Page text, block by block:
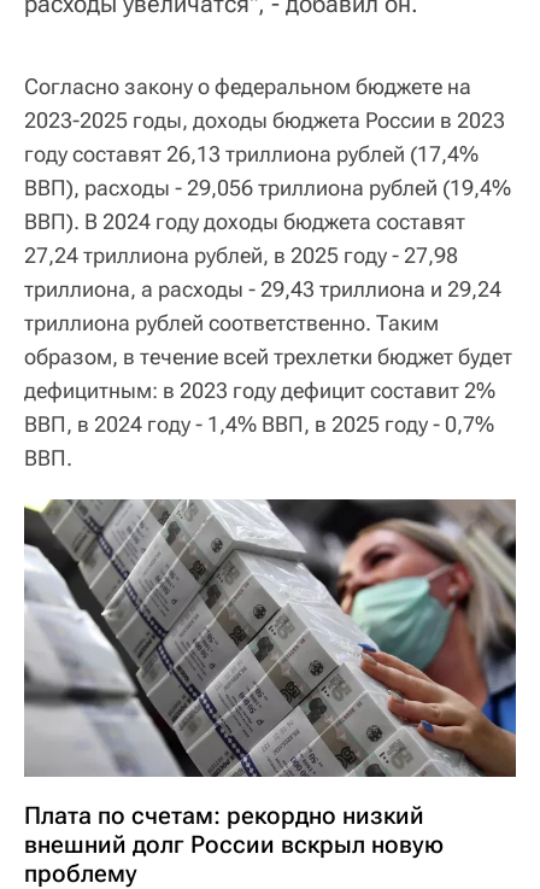
Согласно закону о федеральном бюджете на
2023-2025 годы, доходы бюджета России в 2023
году составят 26,13 триллиона рублей (17,4%
ВВП), расходы - 29,056 триллиона рублей (19,4%
ВВП). В 2024 году доходы бюджета составят
27,24 триллиона рублей, в 2025 году - 27,98
триллиона, а расходы - 29,43 триллиона и 29,24
триллиона рублей соответственно. Таким
образом, в течение всей трехлетки бюджет будет
дефицитным: в 2023 году дефицит составит 2%
ВВП, в 2024 году - 1,4% ВВП, в 2025 году - 0,7%
ВВП.
Плата по счетам: рекордно низкий
внешний долг России вскрыл новую
проблему